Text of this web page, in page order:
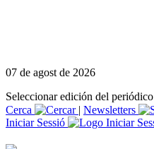
07 de agost de 2026
Seleccionar edición del periódico
Cerca
| Newsletters
Iniciar Sessió